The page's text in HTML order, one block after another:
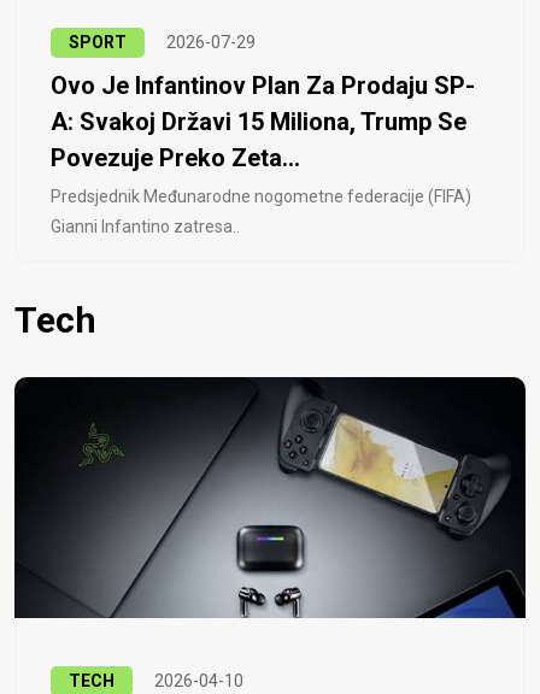
SPORT 2026-07-29
Ovo Je Infantinov Plan Za Prodaju SP-
A: Svakoj Državi 15 Miliona, Trump Se
Povezuje Preko Zeta...
Predsjednik Međunarodne nogometne federacije (FIFA)
Gianni Infantino zatresa..
Tech
TECH 2026-04-10